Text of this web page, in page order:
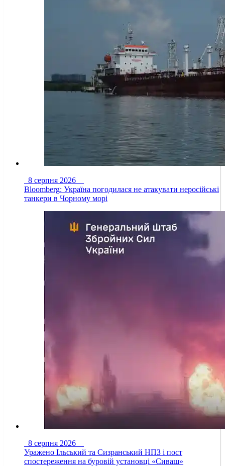
8 серпня 2026
Bloomberg: Україна погодилася не атакувати неросійські
танкери в Чорному морі
8 серпня 2026
Уражено Ільський та Сизранський НПЗ і пост
спостереження на буровій установці «Сиваш»